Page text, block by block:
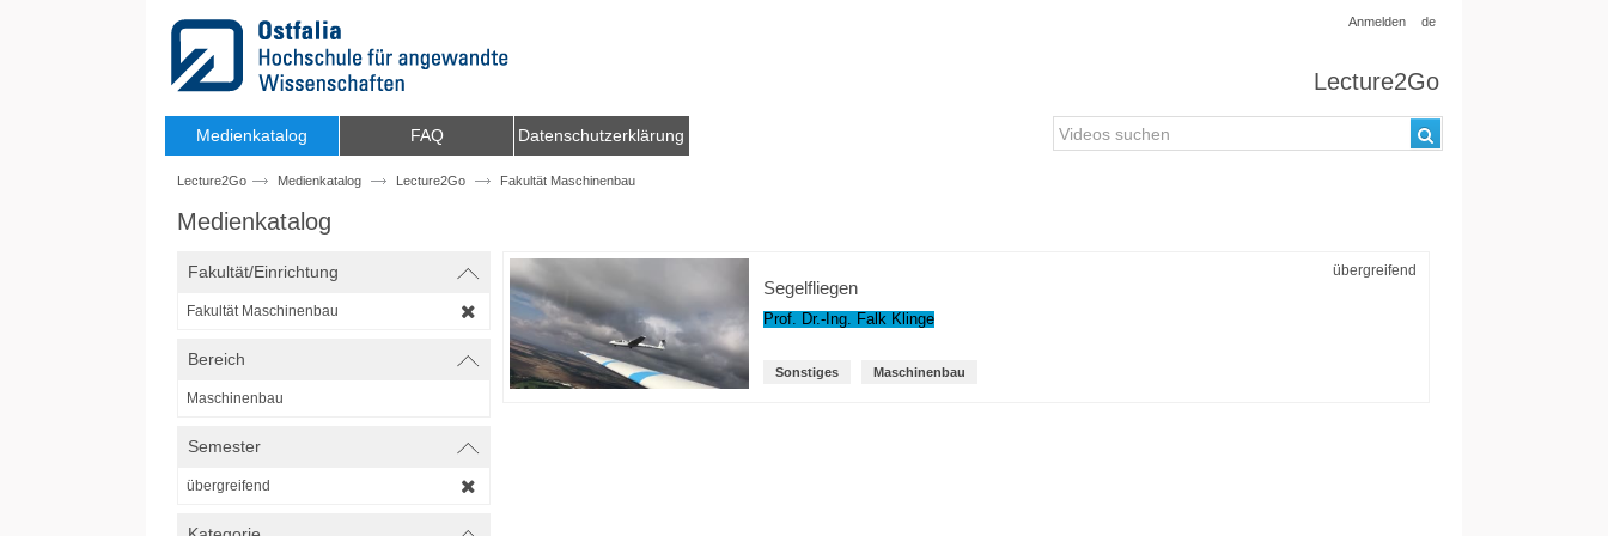
Anmelden de
Lecture2Go
Medienkatalog FAQ Datenschutzerklärung
Lecture2Go Medienkatalog Lecture2Go Fakultät Maschinenbau
Medienkatalog
Fakultät/Einrichtung
Fakultät Maschinenbau
Bereich
Maschinenbau
Semester
übergreifend
übergreifend
Segelfliegen
Prof. Dr.-Ing. Falk Klinge
Sonstiges Maschinenbau